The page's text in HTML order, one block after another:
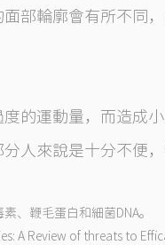
部輪廓會有所不同
的運動量，而造成小
人來說是十分不便，
、鞭毛蛋白和細菌DNA。
A Review of threats to